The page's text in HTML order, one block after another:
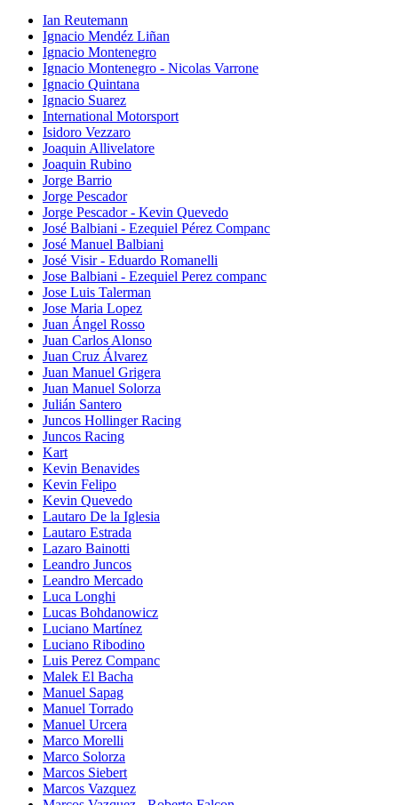
Ian Reutemann
Ignacio Mendéz Liñan
Ignacio Montenegro
Ignacio Montenegro - Nicolas Varrone
Ignacio Quintana
Ignacio Suarez
International Motorsport
Isidoro Vezzaro
Joaquin Allivelatore
Joaquin Rubino
Jorge Barrio
Jorge Pescador
Jorge Pescador - Kevin Quevedo
José Balbiani - Ezequiel Pérez Companc
José Manuel Balbiani
José Visir - Eduardo Romanelli
Jose Balbiani - Ezequiel Perez companc
Jose Luis Talerman
Jose Maria Lopez
Juan Ángel Rosso
Juan Carlos Alonso
Juan Cruz Álvarez
Juan Manuel Grigera
Juan Manuel Solorza
Julián Santero
Juncos Hollinger Racing
Juncos Racing
Kart
Kevin Benavides
Kevin Felipo
Kevin Quevedo
Lautaro De la Iglesia
Lautaro Estrada
Lazaro Bainotti
Leandro Juncos
Leandro Mercado
Luca Longhi
Lucas Bohdanowicz
Luciano Martínez
Luciano Ribodino
Luis Perez Companc
Malek El Bacha
Manuel Sapag
Manuel Torrado
Manuel Urcera
Marco Morelli
Marco Solorza
Marcos Siebert
Marcos Vazquez